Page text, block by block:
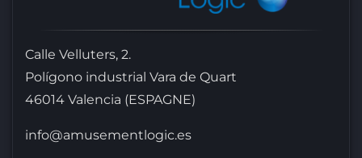
Calle Velluters, 2.
Polígono industrial Vara de Quart
46014 Valencia (ESPAGNE)
info@amusementlogic.es